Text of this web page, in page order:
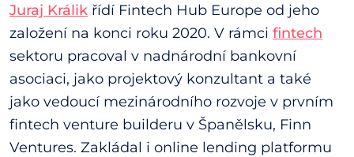
Juraj Králik řídí Fintech Hub Europe od jeho
založení na konci roku 2020. V rámci fintech
sektoru pracoval v nadnárodní bankovní
asociaci, jako projektový konzultant a také
jako vedoucí mezinárodního rozvoje v prvním
fintech venture builderu v Španělsku, Finn
Ventures. Zakládal i online lending platformu